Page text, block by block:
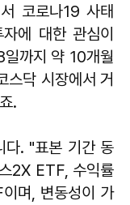
코로나19 사태
에 대한 관심이
까지 약 10개월
스닥 시장에서 거
.
다. "표본 기간 동
2X ETF, 수익률
며, 변동성이 가